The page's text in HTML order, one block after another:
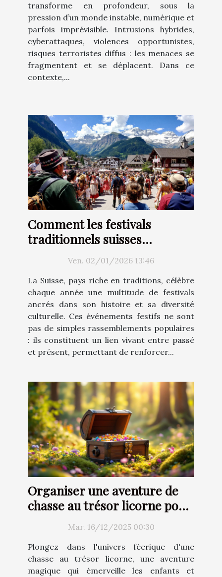
transforme en profondeur, sous la
pression d’un monde instable, numérique et
parfois imprévisible. Intrusions hybrides,
cyberattaques, violences opportunistes,
risques terroristes diffus : les menaces se
fragmentent et se déplacent. Dans ce
contexte,...
Comment les festivals
traditionnels suisses
renforcent-ils l'identité
culturelle ?Ven. 02/01/2026 13:46
La Suisse, pays riche en traditions, célèbre
chaque année une multitude de festivals
ancrés dans son histoire et sa diversité
culturelle. Ces événements festifs ne sont
pas de simples rassemblements populaires
: ils constituent un lien vivant entre passé
et présent, permettant de renforcer...
Organiser une aventure de
chasse au trésor licorne pour
enfantsMar. 16/12/2025 00:30
Plongez dans l'univers féerique d'une
chasse au trésor licorne, une aventure
magique qui émerveille les enfants et